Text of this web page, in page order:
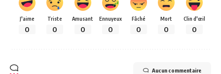
J'aime
0
Triste
0
Amusant
0
Ennuyeux
0
Fâché
0
Mort
0
Clin d'œil
0
Aucun commentaire